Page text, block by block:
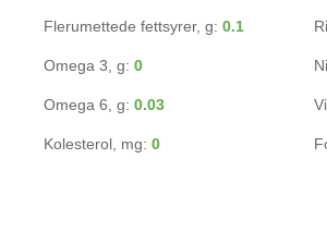
Flerumettede fettsyrer, g: 0.1
Omega 3, g: 0
Omega 6, g: 0.03
Kolesterol, mg: 0